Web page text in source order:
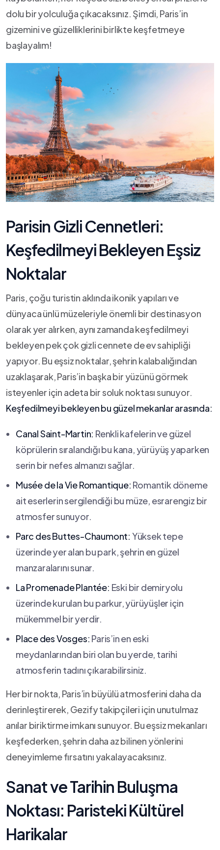
dolu ‍bir yolculuğa çıkacaksınız. ​Şimdi, Paris’in
gizemini ve ‌güzelliklerini ⁤birlikte ‍keşfetmeye
başlayalım!
Parisin Gizli Cennetleri:
Keşfedilmeyi Bekleyen Eşsiz
Noktalar
Paris, çoğu turistin aklında ikonik yapıları ve ​
dünyaca ünlü müzeleriyle‍ önemli bir destinasyon
olarak yer alırken, aynı zamanda keşfedilmeyi​
bekleyen ‍pek çok gizli cennete de ev ⁢sahipliği⁣
yapıyor. Bu eşsiz noktalar, şehrin kalabalığından
uzaklaşarak, Paris’in başka bir yüzünü görmek
isteyenler için adeta bir soluk noktası sunuyor.
Keşfedilmeyi ⁤bekleyen⁤ bu güzel mekanlar ⁤arasında:
Canal ​Saint-Martin: Renkli ⁤kafelerin ve ​güzel
köprülerin sıralandığı bu kana,‌ yürüyüş⁤ yaparken
serin bir⁣ nefes almanızı sağlar.
Musée de la Vie Romantique: Romantik döneme
ait eserlerin sergilendiği bu‍ müze, esrarengiz bir
‌atmosfer ⁢sunuyor.
Parc des Buttes-Chaumont: Yüksek‌ tepe
üzerinde⁣ yer ⁣alan bu park, ⁢şehrin en ‍güzel
manzaralarını sunar.
La‍ Promenade Plantée: Eski bir demiryolu
üzerinde kurulan bu parkur,⁣ yürüyüşler⁢ için
mükemmel bir yerdir.
Place ⁣des Vosges: Paris’in ​en ⁣eski
meydanlarından biri olan bu yerde, tarihi
atmosferin ‍tadını çıkarabilirsiniz.
Her bir ⁣nokta, ⁢Paris’in büyülü atmosferini daha da⁤
derinleştirerek, Gezify​ takipçileri için ‍unutulmaz
anılar biriktirme ‍imkanı⁢ sunuyor. Bu eşsiz ‌mekanları
keşfederken, şehrin daha ‌az‌ bilinen yönlerini
deneyimleme fırsatını yakalayacaksınız.
Sanat‍ ve Tarihin Buluşma
Noktası: Paristeki Kültürel
Harikalar